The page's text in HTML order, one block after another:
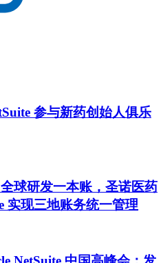
参与新药创始人俱乐
球研发一本账，圣诺医药
实现三地账务统一管理